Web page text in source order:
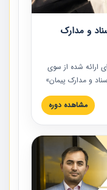
و مدارک
ارائه شده از سوی
و مدارک پیمان»
در این آموزش
بندی اسناد
ارائه شده است.
مشاهده دوره